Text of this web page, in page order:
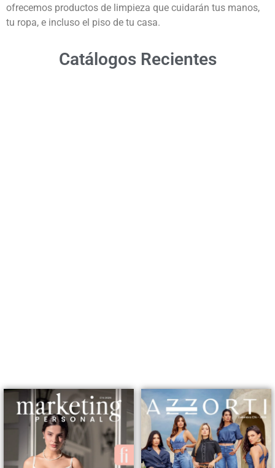
ofrecemos productos de limpieza que cuidarán tus manos,
tu ropa, e incluso el piso de tu casa.
Catálogos Recientes